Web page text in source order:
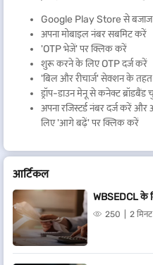
सुरक्षित:बजाज फाइनेंस का BBPS
उच्च-स्तरीय सुरक्षा एनक्रिप्शन
सिस्टम के माध्यम से ट्रांज़ैक्शन
ऑनलाइन सुरक्षा समस्याओं के
सुरक्षित और भरोसेमंद:बजाज
करता है. आपके भुगतान का
सुरक्षित है.
बैंकिंग, UPI या ई-वॉलेट के
तुरंत बिल की रसीद:
आपको बिल रसीद और ट्रांज़ैक्शन
बेहतर सुविधा सुनिश्चित करता है.
कनेक्ट ब्रॉडबैंड बिल का ऑनलाइन
Google Play Store से बजाज
अपना मोबाइल नंबर सबमिट करें
'OTP भेजें' पर क्लिक करें
शुरू करने के लिए OTP दर्ज करें
'बिल और रीचार्ज' सेक्शन के तहत
ड्रॉप-डाउन मेनू से कनेक्ट ब्रॉडबैंड
अपना रजिस्टर्ड नंबर दर्ज करें
लिए 'आगे बढ़ें' पर क्लिक करें
आर्टिकल
WBSEDCL के
250 2